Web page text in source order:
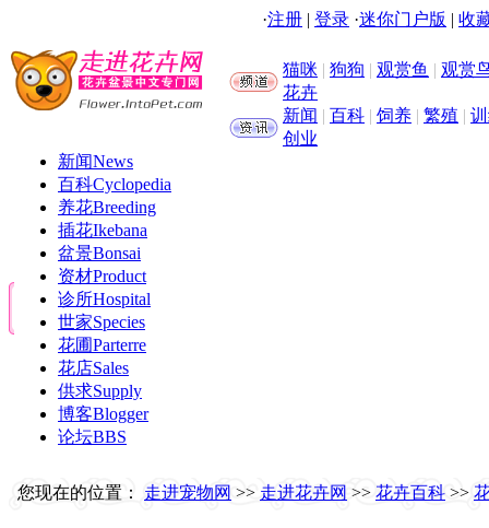
·注册 | 登录 ·迷你门户版 | 收
猫咪 | 狗狗 | 观赏鱼 | 观赏
花卉
新闻 | 百科 | 饲养 | 繁殖 |
创业
新闻News
百科Cyclopedia
养花Breeding
插花Ikebana
盆景Bonsai
资材Product
诊所Hospital
世家Species
花圃Parterre
花店Sales
供求Supply
博客Blogger
论坛BBS
您现在的位置： 走进宠物网 >> 走进花卉网 >> 花卉百科 >>